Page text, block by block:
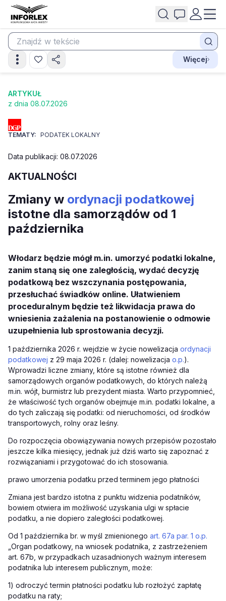
Więcej
ARTYKUŁ
z dnia 08.07.2026
TEMATY: PODATEK LOKALNY
Data publikacji: 08.07.2026
AKTUALNOŚCI
Zmiany w ordynacji podatkowej
istotne dla samorządów od 1
października
Włodarz będzie mógł m.in. umorzyć podatki lokalne,
zanim staną się one zaległością, wydać decyzję
podatkową bez wszczynania postępowania,
przesłuchać świadków online. Ułatwieniem
proceduralnym będzie też likwidacja prawa do
wniesienia zażalenia na postanowienie o odmowie
uzupełnienia lub sprostowania decyzji.
1 października 2026 r. wejdzie w życie nowelizacja ordynacji
podatkowej z 29 maja 2026 r. (dalej: nowelizacja o.p.).
Wprowadzi liczne zmiany, które są istotne również dla
samorządowych organów podatkowych, do których należą
m.in. wójt, burmistrz lub prezydent miasta. Warto przypomnieć,
że właściwość tych organów obejmuje m.in. podatki lokalne, a
do tych zaliczają się podatki: od nieruchomości, od środków
transportowych, rolny oraz leśny.
Do rozpoczęcia obowiązywania nowych przepisów pozostało
jeszcze kilka miesięcy, jednak już dziś warto się zapoznać z
rozwiązaniami i przygotować do ich stosowania.
prawo umorzenia podatku przed terminem jego płatności
Zmiana jest bardzo istotna z punktu widzenia podatników,
bowiem otwiera im możliwość uzyskania ulgi w spłacie
podatku, a nie dopiero zaległości podatkowej.
Od 1 października br. w myśl zmienionego art. 67a par. 1 o.p.
„Organ podatkowy, na wniosek podatnika, z zastrzeżeniem
art. 67b, w przypadkach uzasadnionych ważnym interesem
podatnika lub interesem publicznym, może:
1) odroczyć termin płatności podatku lub rozłożyć zapłatę
podatku na raty;